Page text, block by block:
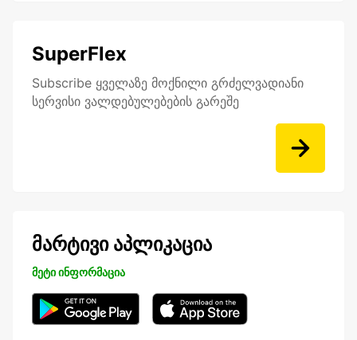
SuperFlex
Subscribe ყველაზე მოქნილი გრძელვადიანი
სერვისი ვალდებულებების გარეშე
მარტივი აპლიკაცია
მეტი ინფორმაცია